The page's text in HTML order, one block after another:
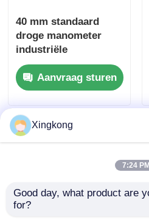
40 mm standaard
droge manometer
industriële
mechanische
manometer voor
luchtcompressor /
waterpomp
Aanvraag sturen
Xingkong
7:24 PM
Good day, what product are
for?